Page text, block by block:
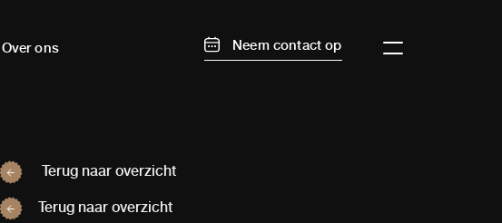
Over ons Neem contact op
Terug naar overzicht
Terug naar overzicht